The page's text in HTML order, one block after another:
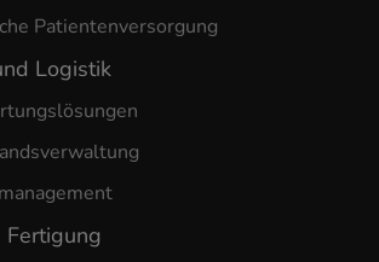
Patientenversorgung
Logistik